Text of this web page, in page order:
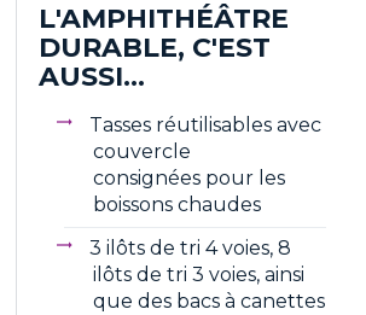
L'AMPHITHÉÂTRE
DURABLE, C'EST
AUSSI...
Tasses réutilisables avec
couvercle
consignées pour les
boissons chaudes
3 ilôts de tri 4 voies, 8
ilôts de tri 3 voies, ainsi
que des bacs à canettes